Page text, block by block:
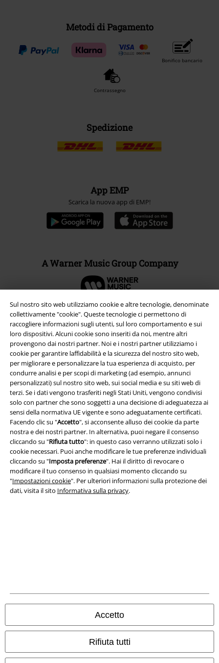
Sul nostro sito web utilizziamo cookie e altre tecnologie, denominate
collettivamente "cookie". Queste tecnologie ci permettono di
raccogliere informazioni sugli utenti, sul loro comportamento e sui
loro dispositivi. Alcuni cookie sono inseriti da noi, mentre altri
provengono dai nostri partner. Noi e i nostri partner utilizziamo i
cookie per garantire laffidabilità e la sicurezza del nostro sito web,
per migliorare e personalizzare la tua esperienza di acquisto, per
condurre analisi e per scopi di marketing (ad esempio, annunci
personalizzati) sul nostro sito web, sui social media e su siti web di
terzi. Se i dati vengono trasferiti negli Stati Uniti, vengono condivisi
solo con partner che sono soggetti a una decisione di adeguatezza ai
sensi della normativa UE vigente e sono adeguatamente certificati.
Facendo clic su "Accetto", si acconsente alluso dei cookie da parte
nostra e dei nostri partner. In alternativa, puoi negare il consenso
cliccando su "Rifiuta tutto": in questo caso verranno utilizzati solo i
cookie necessari. Puoi anche modificare le tue preferenze individuali
cliccando su "Imposta preferenze". Hai il diritto di revocare o
modificare il tuo consenso in qualsiasi momento cliccando su
"Impostazioni cookie". Per ulteriori informazioni sulla protezione dei
dati, visita il sito Informativa sulla privacy.
Accetto
Rifiuta tutti
Metodi di Pagamento
Bonifico bancario
Contrassegno
Spedizione
App EMP
Scarica la nuova app di EMP!
A Warner Music Group Company
Info legali
Termini & Condizioni
Redazione
Legge sulla Privacy
Smaltimento rifiuti e protezione dell’ambiente
© 1986-2026 EMP Mailorder Italia S.r.l.